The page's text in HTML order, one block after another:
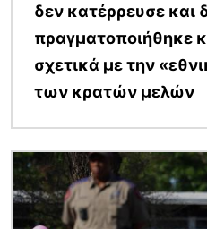
δεν κατέρρευσε και
πραγματοποιήθηκε
σχετικά με την
των κρατών μελών
Εικόνα